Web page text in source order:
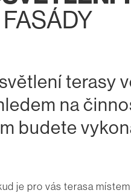
terasy
na
budete
je pro vás terasa místem